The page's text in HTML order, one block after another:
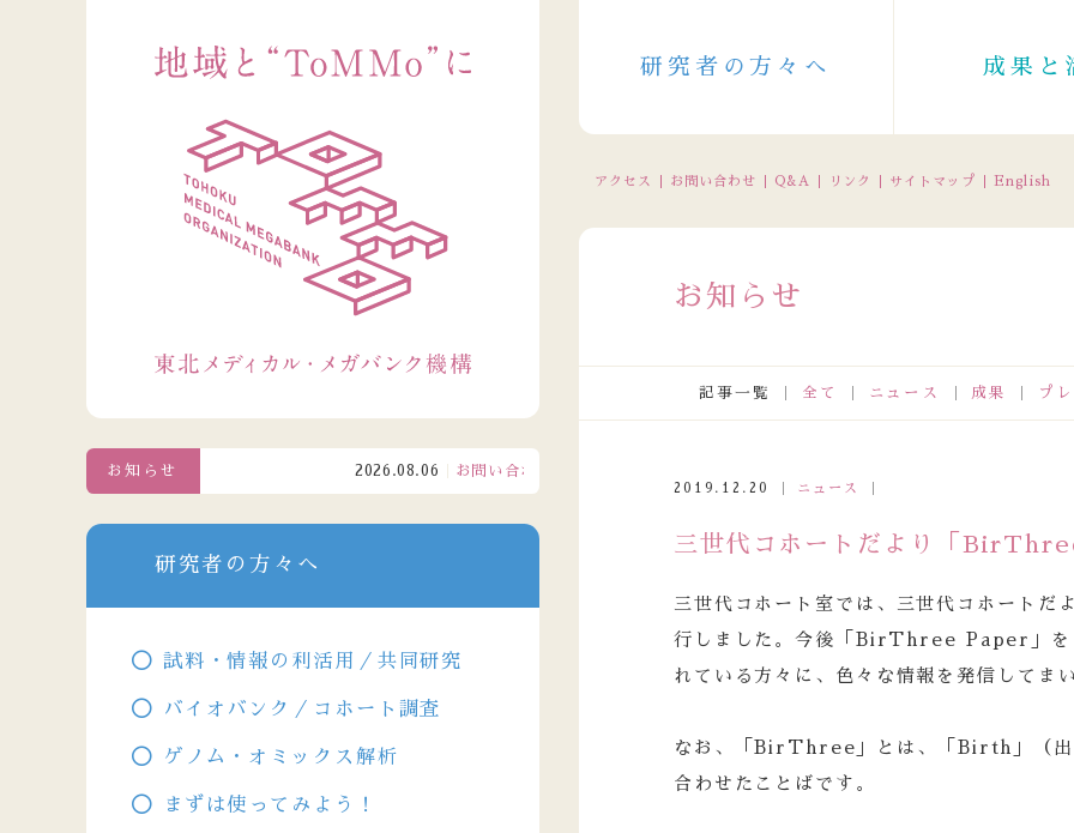
研究者の方々へ 成果と
アクセス お問い合わせ Q&A リンク サイトマップ English
お知らせ
記事一覧 全て ニュース 成果 プ
2019.12.20 ニュース
三世代コホートだより「
三世代コホート室では、三世代コホート
行しました。今後「BirThree Paper」を
れている方々に、色々な情報を発信してま
なお、「BirThree」とは、「Birth」（
合わせたことばです。
お知らせ 2026.08.06 お問い合わせ窓口電話受付の休止について（2026/8/11～8/16（一部8/10～））
研究者の方々へ
試料・情報の利活用／共同研究
バイオバンク／コホート調査
ゲノム・オミックス解析
まずは使ってみよう！